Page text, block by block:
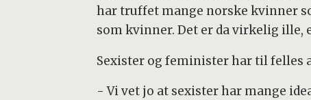
har truffet mange norske kvinner
som kvinner. Det er da virkelig ille,
Sexister og feminister har til felles
- Vi vet jo at sexister har mange